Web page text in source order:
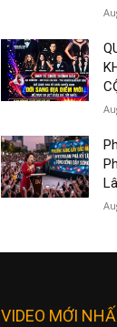
VIDEO MỚI